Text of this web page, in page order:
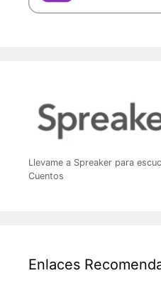
Llevame a Spreaker para
Cuentos
Enlaces